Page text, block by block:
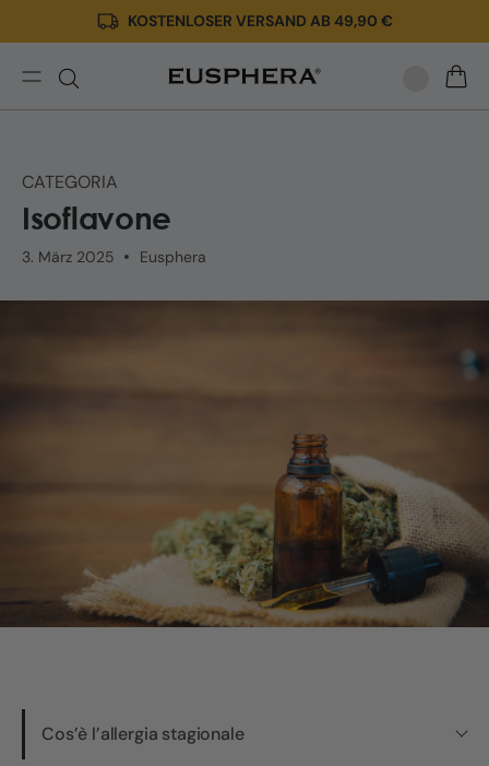
zum
Inhalt
KOSTENLOSER VERSAND AB 49,90 €
werden
verwendet?
CATEGORIA
Isoflavone
3. März 2025 Eusphera
Cos’è l’allergia stagionale